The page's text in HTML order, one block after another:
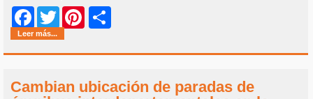
Facebook
Twitter Pinterest
Leer más...
Cambian ubicación de paradas de